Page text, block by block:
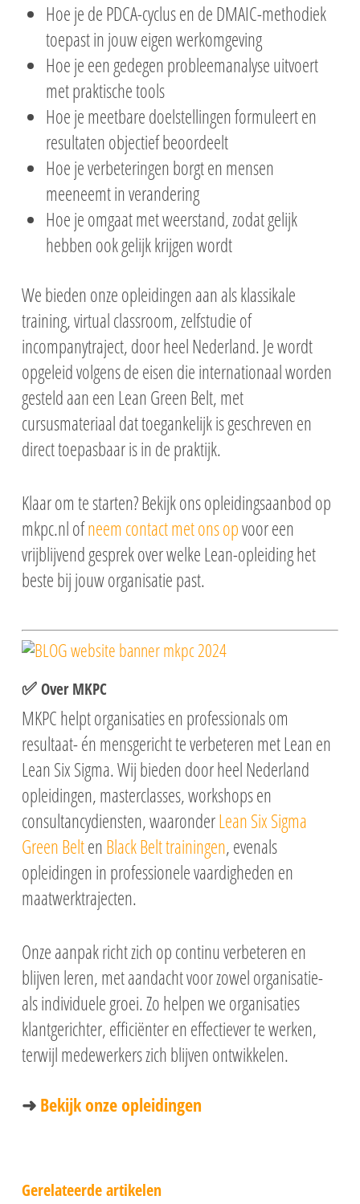
Hoe je de PDCA-cyclus en de DMAIC-methodiek
toepast in jouw eigen werkomgeving
Hoe je een gedegen probleemanalyse uitvoert
met praktische tools
Hoe je meetbare doelstellingen formuleert en
resultaten objectief beoordeelt
Hoe je verbeteringen borgt en mensen
meeneemt in verandering
Hoe je omgaat met weerstand, zodat gelijk
hebben ook gelijk krijgen wordt
We bieden onze opleidingen aan als klassikale
training, virtual classroom, zelfstudie of
incompanytraject, door heel Nederland. Je wordt
opgeleid volgens de eisen die internationaal worden
gesteld aan een Lean Green Belt, met
cursusmateriaal dat toegankelijk is geschreven en
direct toepasbaar is in de praktijk.
Klaar om te starten? Bekijk ons opleidingsaanbod op
mkpc.nl ofneem contact met ons opvoor een
vrijblijvend gesprek over welke Lean-opleiding het
beste bij jouw organisatie past.
✅ Over MKPC
MKPChelpt organisaties en professionals om
resultaat- én mensgericht te verbeteren met Lean en
Lean Six Sigma. Wij bieden door heel Nederland
opleidingen, masterclasses, workshops en
consultancydiensten, waaronderLean Six Sigma
Green BeltenBlack Belt trainingen, evenals
opleidingen in professionele vaardigheden en
maatwerktrajecten.
Onze aanpak richt zich op continu verbeteren en
blijven leren, met aandacht voor zowel organisatie-
als individuele groei. Zo helpen we organisaties
klantgerichter, efficiënter en effectiever te werken,
terwijl medewerkers zich blijven ontwikkelen.
➜ Bekijk onze opleidingen
Gerelateerde artikelen